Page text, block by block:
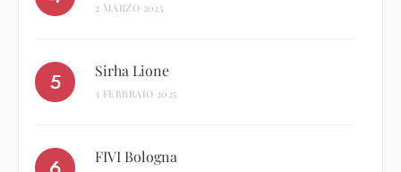
2 MARZO 2025
Sirha Lione
3 FEBBRAIO 2025
FIVI Bologna